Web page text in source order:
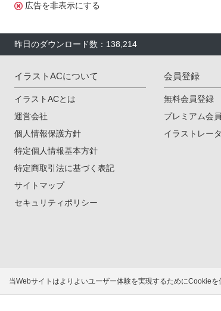
当Webサイトはよりよいユーザー体験を実現するためにCookie
広告を非表示にする
昨日のダウンロード数：138,214
イラストACについて
イラストACとは
運営会社
個人情報保護方針
特定個人情報基本方針
特定商取引法に基づく表記
サイトマップ
セキュリティポリシー
会員登録
無料会員登録
プレミアム会
イラストレー